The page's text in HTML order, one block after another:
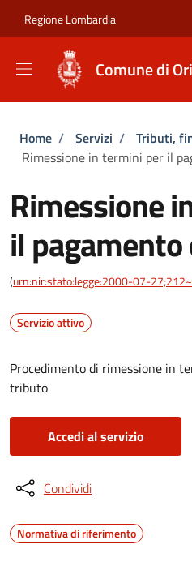
Regione Lombardia
Comune di
Briciole di pane
Home / Servizi / Tributi,
Rimessione in termini per il
Rimessione
il
(urn:nir:stato:legge:2000-07-
Servizio attivo
Procedimento di rimessione in
tributo
Accedi al servizio
Condividi
Normativa di riferimento